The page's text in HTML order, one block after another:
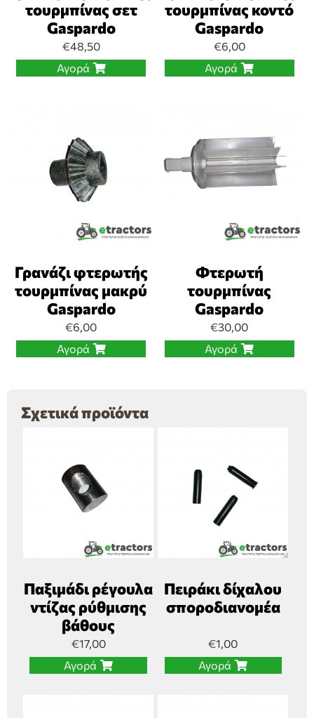
τουρμπίνας σετ
Gaspardo
€48,50
Αγορά
τουρμπίνας κοντό
Gaspardo
€6,00
Αγορά
Γρανάζι φτερωτής
τουρμπίνας μακρύ
Gaspardo
€6,00
Αγορά
Φτερωτή
τουρμπίνας
Gaspardo
€30,00
Αγορά
Σχετικά προϊόντα
Παξιμάδι ρέγουλα
ντίζας ρύθμισης
βάθους
€17,00
Αγορά
Πειράκι δίχαλου
σποροδιανομέα
€1,00
Αγορά